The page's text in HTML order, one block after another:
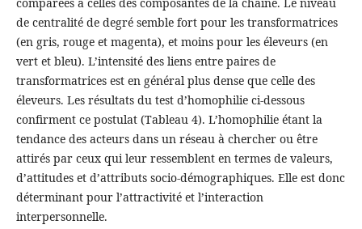
de centralité de degré semble fort pour les transformatrices
(en gris, rouge et magenta), et moins pour les éleveurs (en
vert et bleu). L’intensité des liens entre paires de
transformatrices est en général plus dense que celle des
éleveurs. Les résultats du test d’homophilie ci-dessous
confirment ce postulat (Tableau 4). L’homophilie étant la
tendance des acteurs dans un réseau à chercher ou être
attirés par ceux qui leur ressemblent en termes de valeurs,
d’attitudes et d’attributs socio-démographiques. Elle est donc
déterminant pour l’attractivité et l’interaction
interpersonnelle.